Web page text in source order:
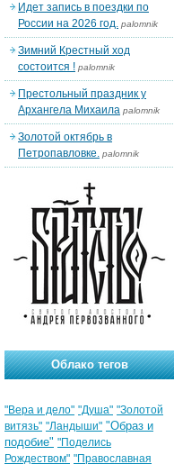
Идет запись в поездки по
России на 2026 год. palomnik
Зимний Крестный ход
состоится ! palomnik
Престольный праздник у
Архангела Михаила palomnik
Золотой октябрь в
Петропавловке. palomnik
Облако тегов
"Вера и дело" "Душа" "Золотой
витязь" "Ландыши" "Образ и
подобие" "Поделись
Рождеством" "Православная